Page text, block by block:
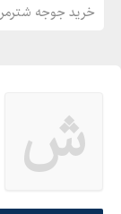
خرید جوجه
ش